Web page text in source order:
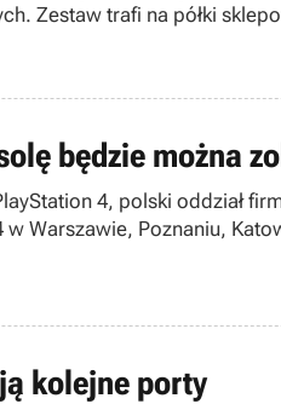
Zestaw trafi na półki
będzie można
4, polski oddział
Warszawie, Poznaniu,
kolejne porty